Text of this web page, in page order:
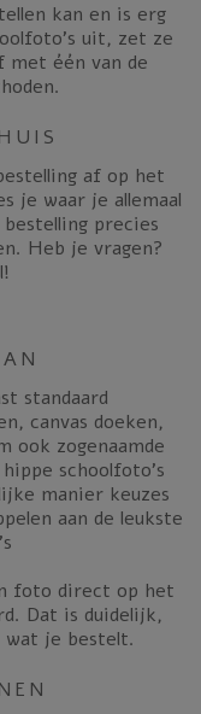
kan en is erg
uit, zet ze
één van de
af op het
je waar je allemaal
precies
Heb je vragen?
standaard
canvas doeken,
ook zogenaamde
schoolfoto’s
manier keuzes
aan de leukste
foto direct op het
Dat is duidelijk,
je bestelt.